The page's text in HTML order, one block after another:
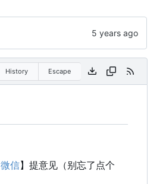
History Escape
微信】提意见（别忘了点个